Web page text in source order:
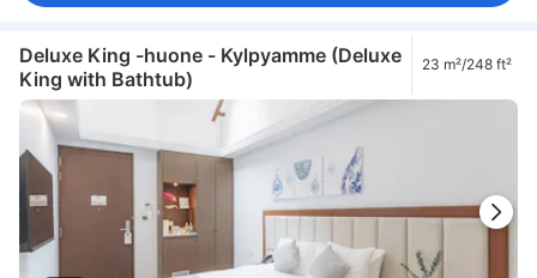
Deluxe King -huone - Kylpyamme (Deluxe
King with Bathtub)
23 m²/248 ft²